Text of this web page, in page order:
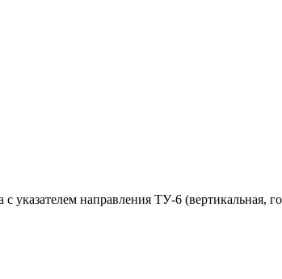
c указателем направления ТУ-6 (вертикальная,